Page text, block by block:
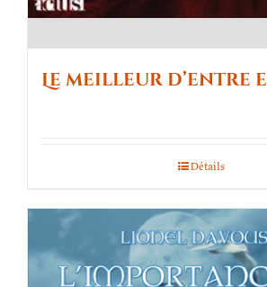
Le meilleur d’entre
Détails